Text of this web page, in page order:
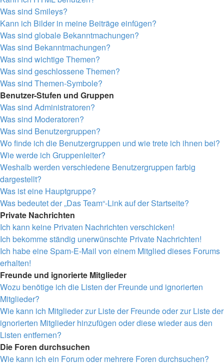
Was sind Smileys?
Kann ich Bilder in meine Beiträge einfügen?
Was sind globale Bekanntmachungen?
Was sind Bekanntmachungen?
Was sind wichtige Themen?
Was sind geschlossene Themen?
Was sind Themen-Symbole?
Benutzer-Stufen und Gruppen
Was sind Administratoren?
Was sind Moderatoren?
Was sind Benutzergruppen?
Wo finde ich die Benutzergruppen und wie trete ich ihnen bei?
Wie werde ich Gruppenleiter?
Weshalb werden verschiedene Benutzergruppen farbig
dargestellt?
Was ist eine Hauptgruppe?
Was bedeutet der „Das Team“-Link auf der Startseite?
Private Nachrichten
Ich kann keine Privaten Nachrichten verschicken!
Ich bekomme ständig unerwünschte Private Nachrichten!
Ich habe eine Spam-E-Mail von einem Mitglied dieses Forums
erhalten!
Freunde und ignorierte Mitglieder
Wozu benötige ich die Listen der Freunde und ignorierten
Mitglieder?
Wie kann ich Mitglieder zur Liste der Freunde oder zur Liste der
ignorierten Mitglieder hinzufügen oder diese wieder aus den
Listen entfernen?
Die Foren durchsuchen
Wie kann ich ein Forum oder mehrere Foren durchsuchen?